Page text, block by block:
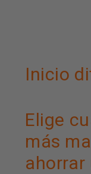
Inicio
Elige
más